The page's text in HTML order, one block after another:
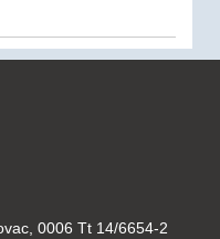
0006 Tt 14/6654-2